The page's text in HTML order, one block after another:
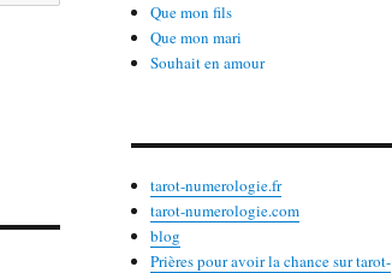
Que mon fils
Que mon mari
Souhait en amour
tarot-numerologie.fr
tarot-numerologie.com
blog
Prières pour avoir la chance sur tarot-